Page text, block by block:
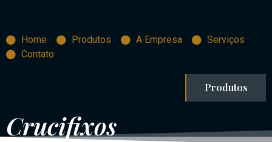
Home Produtos A Empresa
Serviços
Contato
Produtos
Crucifixos